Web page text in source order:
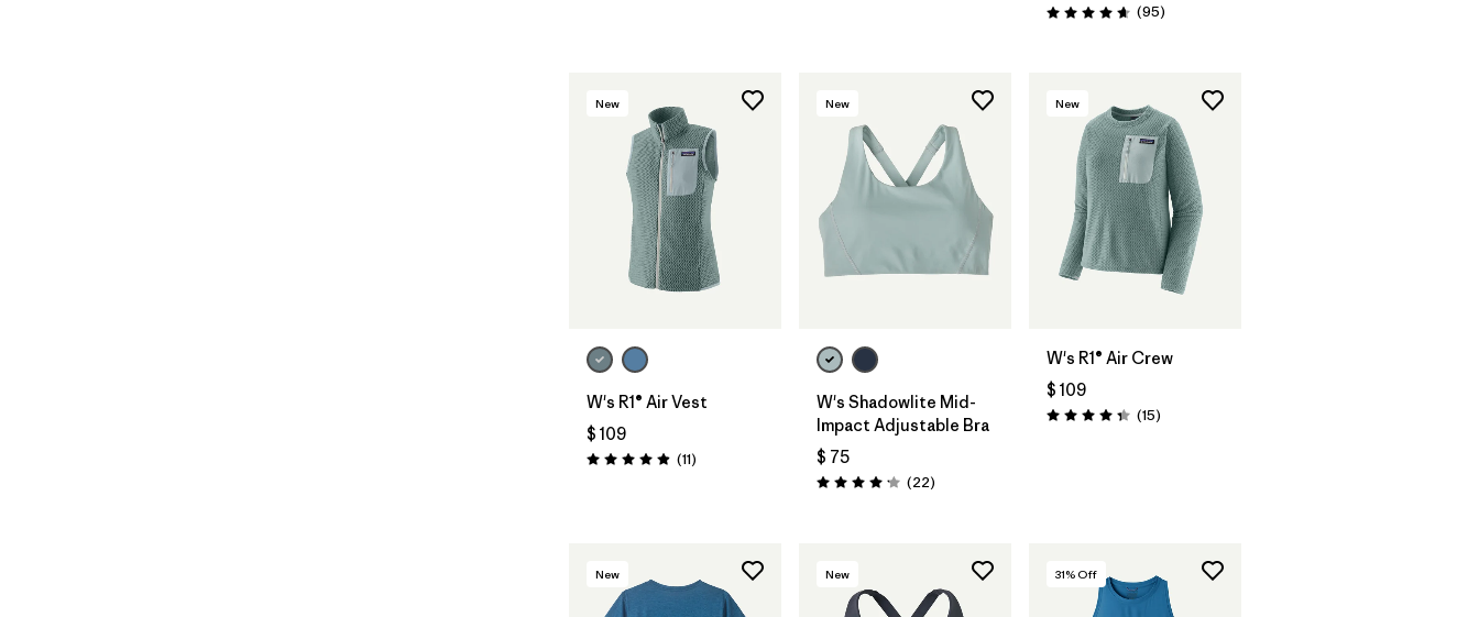
Valoración: 4.7 / 5
(95Comentarios
)
New
W's R1® Air Vest
$ 109
Valoración: 4.9 / 5
(11Comentarios
)
New
W's Shadowlite Mid-
Impact Adjustable Bra
$ 75
Valoración: 4.1 / 5
(22Comentarios
)
New
W's R1® Air Crew
$ 109
Valoración: 4.3 / 5
(15Comentarios
)
New New 31% Off